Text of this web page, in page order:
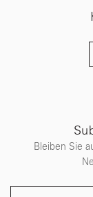
Bleiben Sie